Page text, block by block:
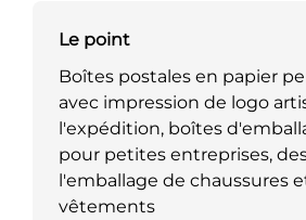
Le point
Boîtes postales en papier
avec impression de logo
l'expédition, boîtes
pour petites entreprises,
l'emballage de chaussures
vêtements